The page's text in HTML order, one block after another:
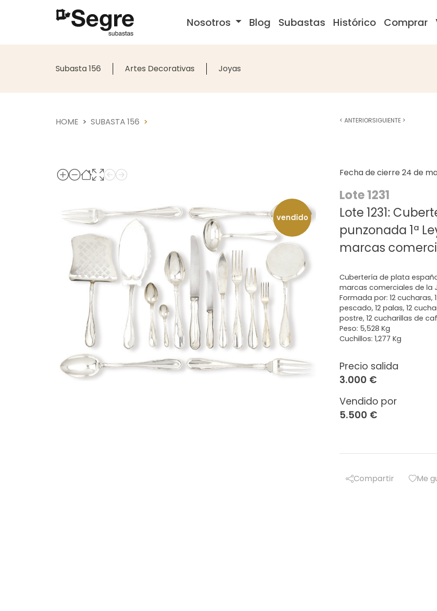
Nosotros Blog Subastas Histórico Comprar
Subasta 156 Artes Decorativas Joyas
HOME SUBASTA 156
Fecha de cierre 24 de
Lote 1231
Lote 1231:
punzonada 1ª
marcas
vendido
Precio salida
3.000 €
Vendido por
5.500 €
Cubertería de plata
marcas comerciales de la
Formada por: 12 cucharas,
pescado, 12 palas, 12
postre, 12 cucharillas de
Peso: 5,528 Kg
Cuchillos: 1,277 Kg
Compartir Me
< ANTERIORSIGUIENTE >